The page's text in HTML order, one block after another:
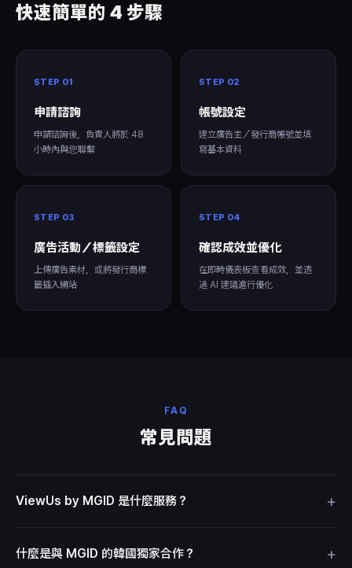
快速簡單的 4 步驟
STEP 01
申請諮詢
申請諮詢後，負責人將於 48
小時內與您聯繫
STEP 02
帳號設定
建立廣告主／發行商帳號並填
寫基本資料
STEP 03
廣告活動／標籤設定
上傳廣告素材，或將發行商標
籤插入網站
STEP 04
確認成效並優化
在即時儀表板查看成效，並透
過 AI 建議進行優化
FAQ
常見問題
ViewUs by MGID 是什麼服務？ +
什麼是與 MGID 的韓國獨家合作？ +